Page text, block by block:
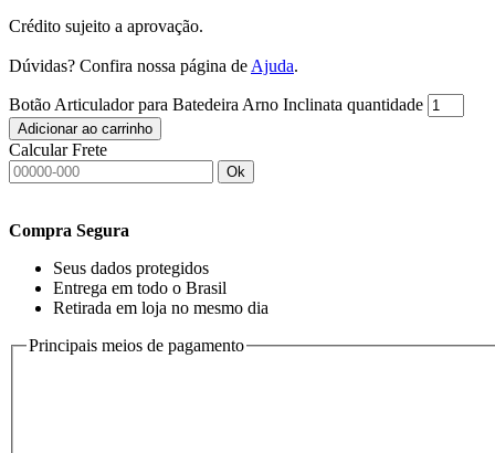
Crédito sujeito a aprovação.
Dúvidas? Confira nossa página deAjuda.
Botão Articulador para Batedeira Arno Inclinata quantidade
Adicionar ao carrinho
Calcular Frete
Ok
Compra Segura
Seus dados protegidos
Entrega em todo o Brasil
Retirada em loja no mesmo dia
Principais meios de pagamento